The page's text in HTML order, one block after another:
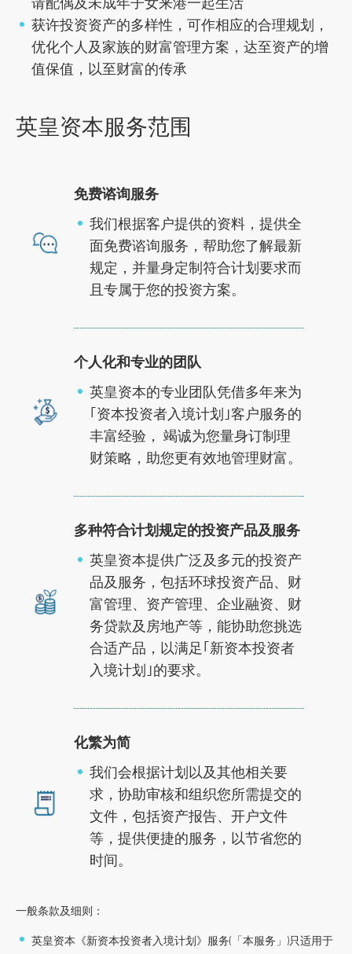
获许投资资产的多样性，可作相应的合理规划，
优化个人及家族的财富管理方案，达至资产的增
值保值，以至财富的传承
英皇资本服务范围
免费谘询服务
我们根据客户提供的资料，提供全
面免费谘询服务，帮助您了解最新
规定，并量身定制符合计划要求而
且专属于您的投资方案。
个人化和专业的团队
英皇资本的专业团队凭借多年来为
｢资本投资者入境计划｣客户服务的
丰富经验， 竭诚为您量身订制理
财策略，助您更有效地管理财富。
多种符合计划规定的投资产品及服务
英皇资本提供广泛及多元的投资产
品及服务，包括环球投资产品、财
富管理、资产管理、企业融资、财
务贷款及房地产等，能协助您挑选
合适产品，以满足｢新资本投资者
入境计划｣的要求。
化繁为简
我们会根据计划以及其他相关要
求，协助审核和组织您所需提交的
文件，包括资产报告、开户文件
等，提供便捷的服务，以节省您的
时间。
一般条款及细则：
英皇资本《新资本投资者入境计划》服务(「本服务」)只适用于